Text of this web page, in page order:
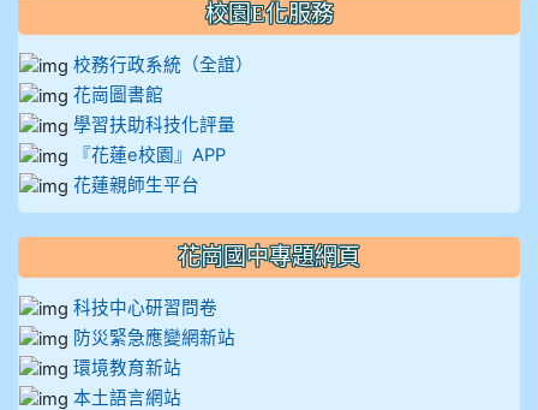
校園E化服務
校務行政系統（全誼）
花崗圖書館
學習扶助科技化評量
『花蓮e校園』APP
花蓮親師生平台
花崗國中專題網頁
科技中心研習問卷
防災緊急應變網新站
環境教育新站
本土語言網站